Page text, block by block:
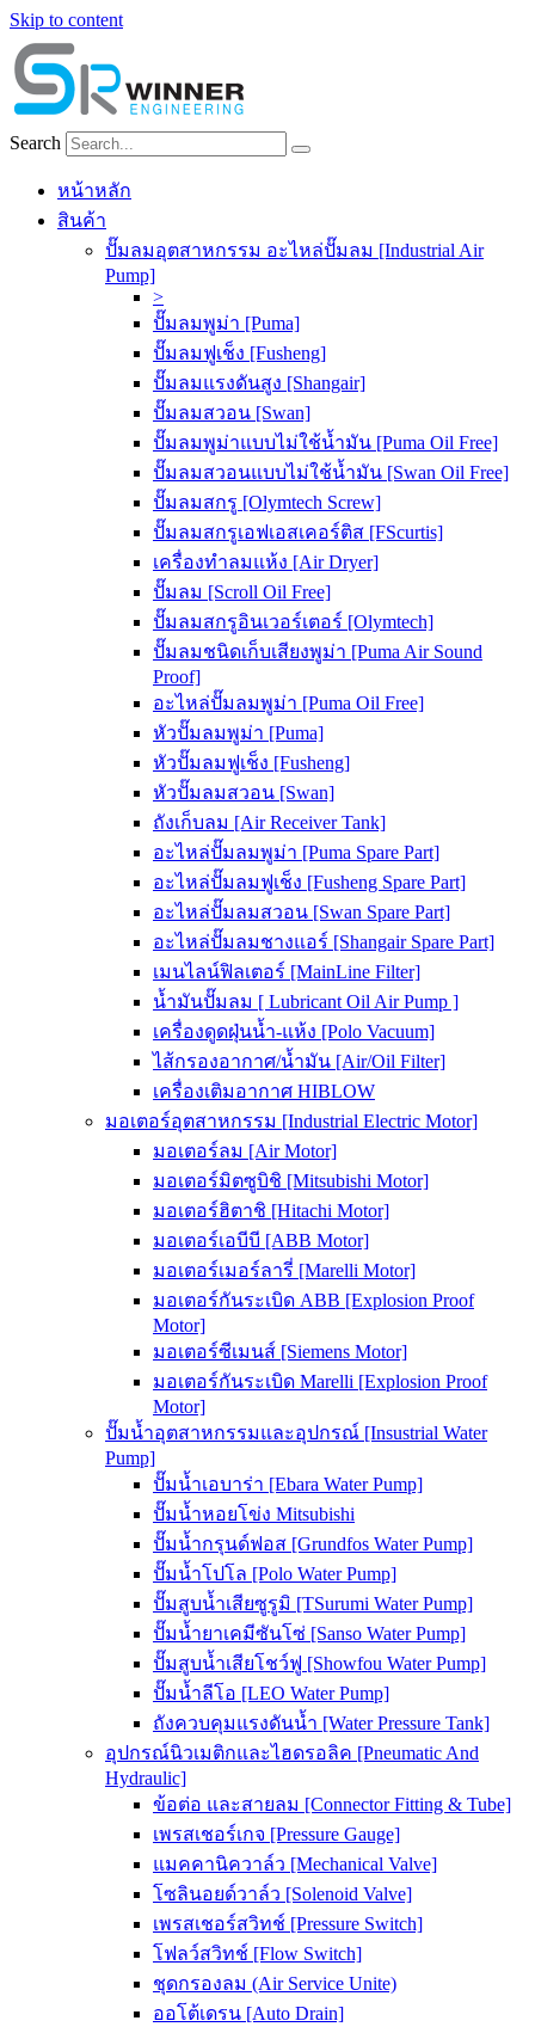
Skip to content
Search
หน้าหลัก
สินค้า
ปั๊มลมอุตสาหกรรม อะไหล่ปั๊มลม [Industrial Air
Pump]
>
ปั๊มลมพูม่า [Puma]
ปั๊มลมฟูเช็ง [Fusheng]
ปั๊มลมแรงดันสูง [Shangair]
ปั๊มลมสวอน [Swan]
ปั๊มลมพูม่าแบบไม่ใช้น้ำมัน [Puma Oil Free]
ปั๊มลมสวอนแบบไม่ใช้น้ำมัน [Swan Oil Free]
ปั๊มลมสกรู [Olymtech Screw]
ปั๊มลมสกรูเอฟเอสเคอร์ติส [FScurtis]
เครื่องทำลมแห้ง [Air Dryer]
ปั๊มลม [Scroll Oil Free]
ปั๊มลมสกรูอินเวอร์เตอร์ [Olymtech]
ปั๊มลมชนิดเก็บเสียงพูม่า [Puma Air Sound
Proof]
อะไหล่ปั๊มลมพูม่า [Puma Oil Free]
หัวปั๊มลมพูม่า [Puma]
หัวปั๊มลมฟูเช็ง [Fusheng]
หัวปั๊มลมสวอน [Swan]
ถังเก็บลม [Air Receiver Tank]
อะไหล่ปั๊มลมพูม่า [Puma Spare Part]
อะไหล่ปั๊มลมฟูเช็ง [Fusheng Spare Part]
อะไหล่ปั๊มลมสวอน [Swan Spare Part]
อะไหล่ปั๊มลมชางแอร์ [Shangair Spare Part]
เมนไลน์ฟิลเตอร์ [MainLine Filter]
น้ำมันปั๊มลม [ Lubricant Oil Air Pump ]
เครื่องดูดฝุ่นน้ำ-แห้ง [Polo Vacuum]
ไส้กรองอากาศ/น้ำมัน [Air/Oil Filter]
เครื่องเติมอากาศ HIBLOW
มอเตอร์อุตสาหกรรม [Industrial Electric Motor]
มอเตอร์ลม [Air Motor]
มอเตอร์มิตซูบิชิ [Mitsubishi Motor]
มอเตอร์ฮิตาชิ [Hitachi Motor]
มอเตอร์เอบีบี [ABB Motor]
มอเตอร์เมอร์ลารี่ [Marelli Motor]
มอเตอร์กันระเบิด ABB [Explosion Proof
Motor]
มอเตอร์ซีเมนส์ [Siemens Motor]
มอเตอร์กันระเบิด Marelli [Explosion Proof
Motor]
ปั๊มน้ำอุตสาหกรรมและอุปกรณ์ [Insustrial Water
Pump]
ปั๊มน้ำเอบาร่า [Ebara Water Pump]
ปั๊มน้ำหอยโข่ง Mitsubishi
ปั๊มน้ำกรุนด์ฟอส [Grundfos Water Pump]
ปั๊มน้ำโปโล [Polo Water Pump]
ปั๊มสูบน้ำเสียซูรูมิ [TSurumi Water Pump]
ปั๊มน้ำยาเคมีซันโซ่ [Sanso Water Pump]
ปั๊มสูบน้ำเสียโชว์ฟู [Showfou Water Pump]
ปั๊มน้ำลีโอ [LEO Water Pump]
ถังควบคุมแรงดันน้ำ [Water Pressure Tank]
อุปกรณ์นิวเมติกและไฮดรอลิค [Pneumatic And
Hydraulic]
ข้อต่อ และสายลม [Connector Fitting & Tube]
เพรสเชอร์เกจ [Pressure Gauge]
แมคคานิควาล์ว [Mechanical Valve]
โซลินอยด์วาล์ว [Solenoid Valve]
เพรสเชอร์สวิทช์ [Pressure Switch]
โฟลว์สวิทช์ [Flow Switch]
ชุดกรองลม (Air Service Unite)
ออโต้เดรน [Auto Drain]